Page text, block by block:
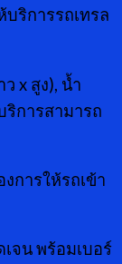
ริการรถเทรล
x สูง), น้ำ
ริการสามารถ
การให้รถเข้า
จน พร้อมเบอร์